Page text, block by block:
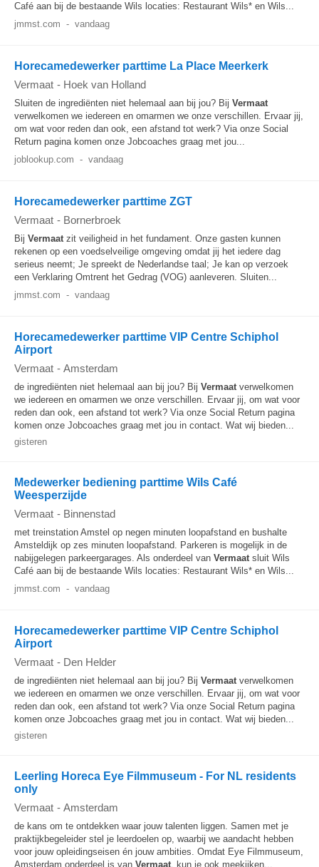
Café aan bij de bestaande Wils locaties: Restaurant Wils* en Wils...
jmmst.com - vandaag
Horecamedewerker parttime La Place Meerkerk
Vermaat - Hoek van Holland
Sluiten de ingrediënten niet helemaal aan bij jou? Bij Vermaat
verwelkomen we iedereen en omarmen we onze verschillen. Ervaar jij,
om wat voor reden dan ook, een afstand tot werk? Via onze Social
Return pagina komen onze Jobcoaches graag met jou...
joblookup.com - vandaag
Horecamedewerker parttime ZGT
Vermaat - Bornerbroek
Bij Vermaatzit veiligheid in het fundament. Onze gasten kunnen
rekenen op een voedselveilige omgeving omdat jij het iedere dag
serieus neemt; Je spreekt de Nederlandse taal; Je kan op verzoek
een Verklaring Omtrent het Gedrag (VOG) aanleveren. Sluiten...
jmmst.com - vandaag
Horecamedewerker parttime VIP Centre Schiphol
Airport
Vermaat - Amsterdam
de ingrediënten niet helemaal aan bij jou? Bij Vermaatverwelkomen
we iedereen en omarmen we onze verschillen. Ervaar jij, om wat voor
reden dan ook, een afstand tot werk? Via onze Social Return pagina
komen onze Jobcoaches graag met jou in contact. Wat wij bieden...
gisteren
Medewerker bediening parttime Wils Café
Weesperzijde
Vermaat - Binnenstad
met treinstation Amstel op negen minuten loopafstand en bushalte
Amsteldijk op zes minuten loopafstand. Parkeren is mogelijk in de
nabijgelegen parkeergarages. Als onderdeel van Vermaatsluit Wils
Café aan bij de bestaande Wils locaties: Restaurant Wils* en Wils...
jmmst.com - vandaag
Horecamedewerker parttime VIP Centre Schiphol
Airport
Vermaat - Den Helder
de ingrediënten niet helemaal aan bij jou? Bij Vermaatverwelkomen
we iedereen en omarmen we onze verschillen. Ervaar jij, om wat voor
reden dan ook, een afstand tot werk? Via onze Social Return pagina
komen onze Jobcoaches graag met jou in contact. Wat wij bieden...
gisteren
Leerling Horeca Eye Filmmuseum - For NL residents
only
Vermaat - Amsterdam
de kans om te ontdekken waar jouw talenten liggen. Samen met je
praktijkbegeleider stel je leerdoelen op, waarbij we aandacht hebben
voor jouw opleidingseisen én jouw ambities. Omdat Eye Filmmuseum,
Amsterdam onderdeel is van Vermaat, kun je ook meekijken...